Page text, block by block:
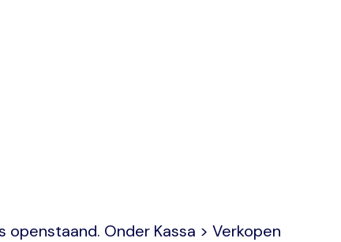
Onder Kassa > Verkopen